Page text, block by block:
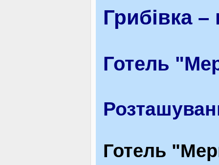
БАЗИ ВІДПОЧИНКУ
ТРАНСФЕР
ВІДВІДУВАЧАМ
Грибівка –
Готель
Готель